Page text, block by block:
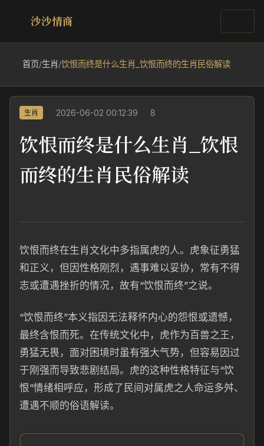
沙沙情商
首页/生肖/饮恨而终是什么生肖_饮恨而终的生肖民俗解读
生肖 2026-06-02 00:12:39 8
饮恨而终是什么生肖_饮恨
而终的生肖民俗解读
饮恨而终在生肖文化中多指属虎的人。虎象征勇猛
和正义，但因性格刚烈，遇事难以妥协，常有不得
志或遭遇挫折的情况，故有“饮恨而终”之说。
“饮恨而终”本义指因无法释怀内心的怨恨或遗憾，
最终含恨而死。在传统文化中，虎作为百兽之王，
勇猛无畏，面对困境时虽有强大气势，但容易因过
于刚强而导致悲剧结局。虎的这种性格特征与“饮
恨”情绪相呼应，形成了民间对属虎之人命运多舛、
遭遇不顺的俗语解读。